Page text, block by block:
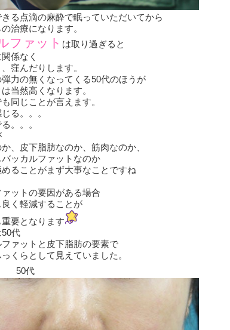
きる点滴の麻酔で眠っていただいてから
治療になります。
ファット は取り過ぎると
なく
んだりします。
力の無くなってくる50代のほうが
当然高くなります。
同じことが言えます。
る。。。
。。。
皮下脂肪なのか、筋肉なのか、
カルファットなのか
めることがまず大事なことですね
ットの要因がある場合
く軽減することが
となります
代
ットと皮下脂肪の要素で
らとして見えていました。
50代